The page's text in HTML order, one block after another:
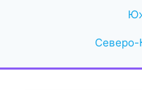
Северо-